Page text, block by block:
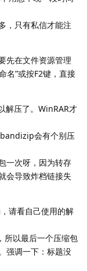
，只有私信才能注
先在文件资源管理
名”或按F2键，直接
解压了。WinRAR才
bandizip会有个别压
一次呀，因为转存
会导致炸档链接失
请看自己使用的解
所以最后一个压缩包
强调一下：标题没